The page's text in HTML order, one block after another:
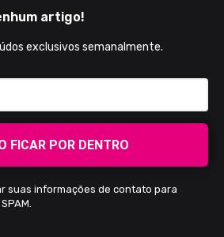
artigo!
exclusivos semanalmente.
FICAR POR DENTRO
suas informações de contato para